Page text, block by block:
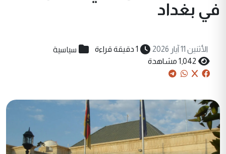
في بغداد
الأثنين 11 آيار 2026 1 دقيقة قراءة سياسية
1,042 مشاهدة